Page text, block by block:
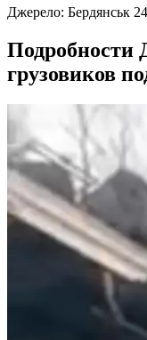
Джерело: Бердянськ 24
Подробности
грузовиков